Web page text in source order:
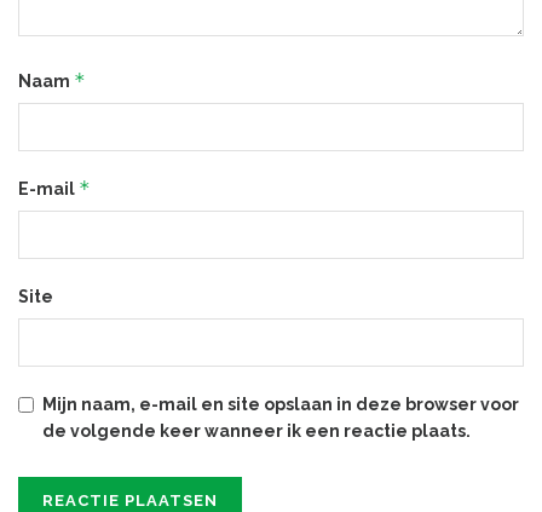
Naam *
E-mail *
Site
Mijn naam, e-mail en site opslaan in deze browser voor
de volgende keer wanneer ik een reactie plaats.